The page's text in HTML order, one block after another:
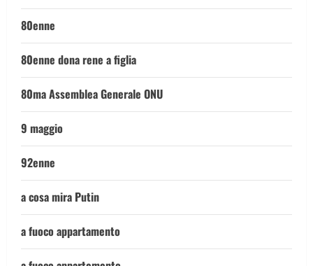
80enne
80enne dona rene a figlia
80ma Assemblea Generale ONU
9 maggio
92enne
a cosa mira Putin
a fuoco appartamento